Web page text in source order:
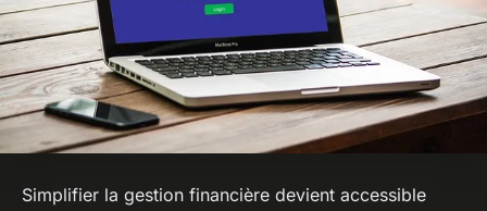
Simplifier la gestion financière devient accessible